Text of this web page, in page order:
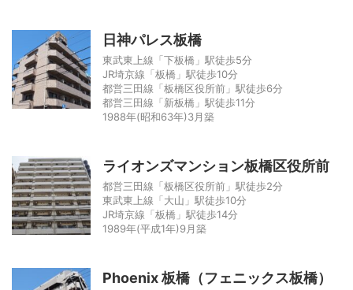
日神パレス板橋
東武東上線「下板橋」駅徒歩5分
JR埼京線「板橋」駅徒歩10分
都営三田線「板橋区役所前」駅徒歩6分
都営三田線「新板橋」駅徒歩11分
1988年(昭和63年)3月築
ライオンズマンション板橋区役所前
都営三田線「板橋区役所前」駅徒歩2分
東武東上線「大山」駅徒歩10分
JR埼京線「板橋」駅徒歩14分
1989年(平成1年)9月築
Phoenix 板橋（フェニックス板橋）